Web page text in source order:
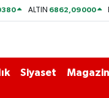
ALTIN 6862,09000
Siyaset Magazin